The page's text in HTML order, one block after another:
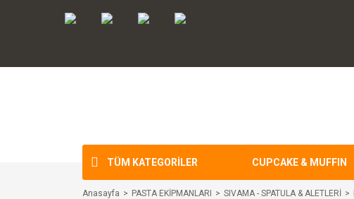
TÜM KATEGORİLER CUPCAKE & MUFFIN
Anasayfa PASTA EKİPMANLARI SIVAMA - SPATULA & ALETLERİ